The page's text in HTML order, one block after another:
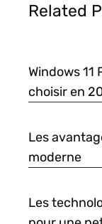
Related
Windows 11
choisir en
Les
moderne
Les